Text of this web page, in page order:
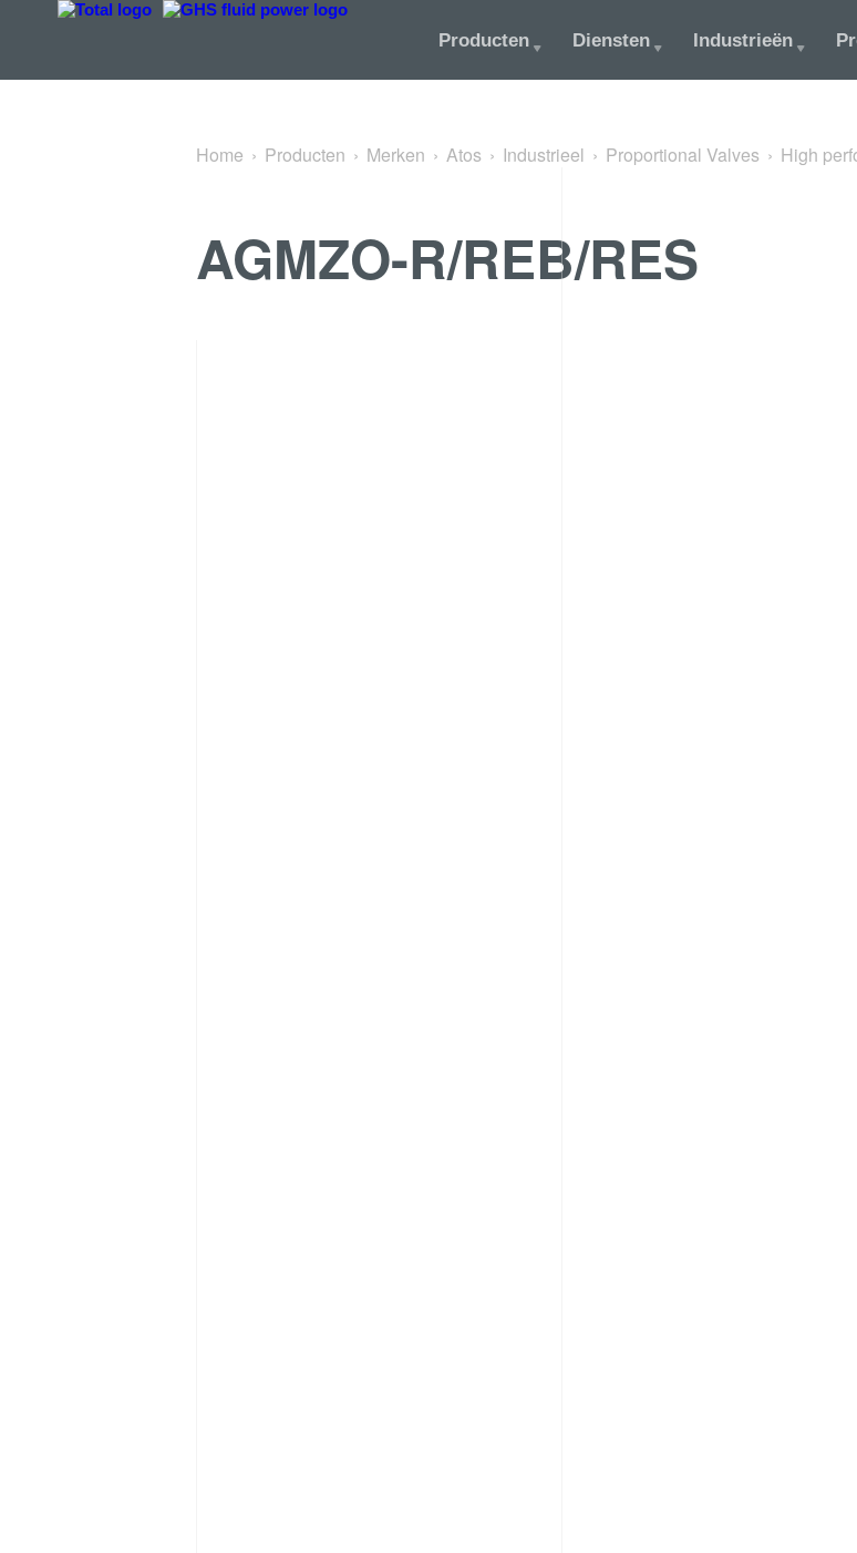
Terug naar High performance pressure valves
Home Producten Merken Atos Industrieel Proportional Valves High
AGMZO-R/REB/RES
Producten Diensten Industrieën